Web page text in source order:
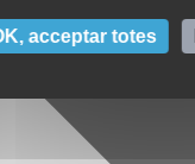
acceptar totes